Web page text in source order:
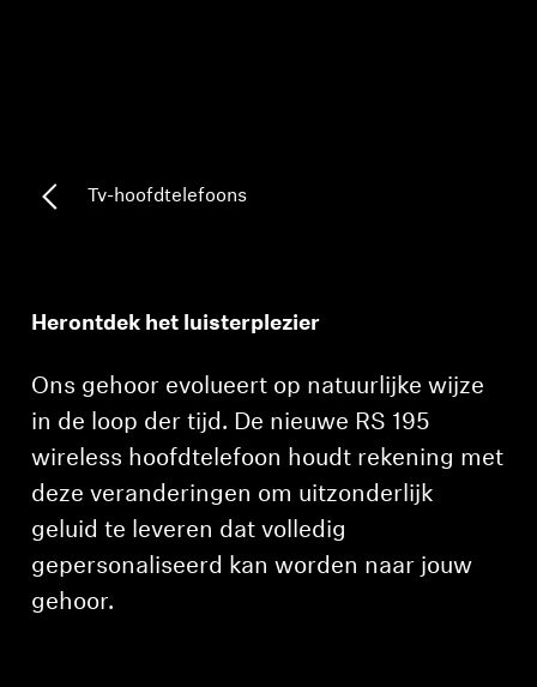
Sound Space
Support
Professioneel
Tv-hoofdtelefoons
Herontdek het luisterplezier
Ons gehoor evolueert op natuurlijke wijze
in de loop der tijd. De nieuwe RS 195
wireless hoofdtelefoon houdt rekening met
deze veranderingen om uitzonderlijk
geluid te leveren dat volledig
gepersonaliseerd kan worden naar jouw
gehoor.